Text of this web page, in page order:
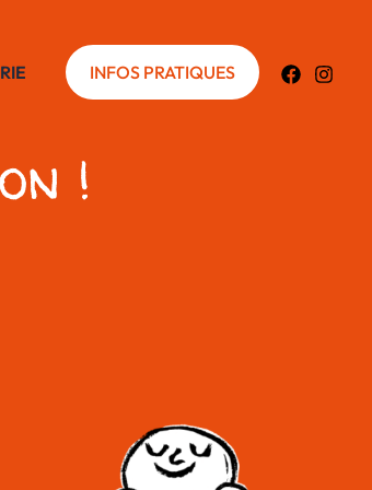
INFOS PRATIQUES
!